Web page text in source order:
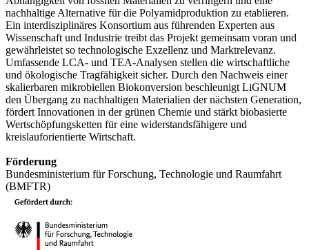
nachhaltige Alternative für die Polyamidproduktion zu etablieren.
Ein interdisziplinäres Konsortium aus führenden Experten aus
Wissenschaft und Industrie treibt das Projekt gemeinsam voran und
gewährleistet so technologische Exzellenz und Marktrelevanz.
Umfassende LCA- und TEA-Analysen stellen die wirtschaftliche
und ökologische Tragfähigkeit sicher. Durch den Nachweis einer
skalierbaren mikrobiellen Biokonversion beschleunigt LiGNUM
den Übergang zu nachhaltigen Materialien der nächsten Generation,
fördert Innovationen in der grünen Chemie und stärkt biobasierte
Wertschöpfungsketten für eine widerstandsfähigere und
kreislauforientierte Wirtschaft.
Förderung
Bundesministerium für Forschung, Technologie und Raumfahrt
(BMFTR)